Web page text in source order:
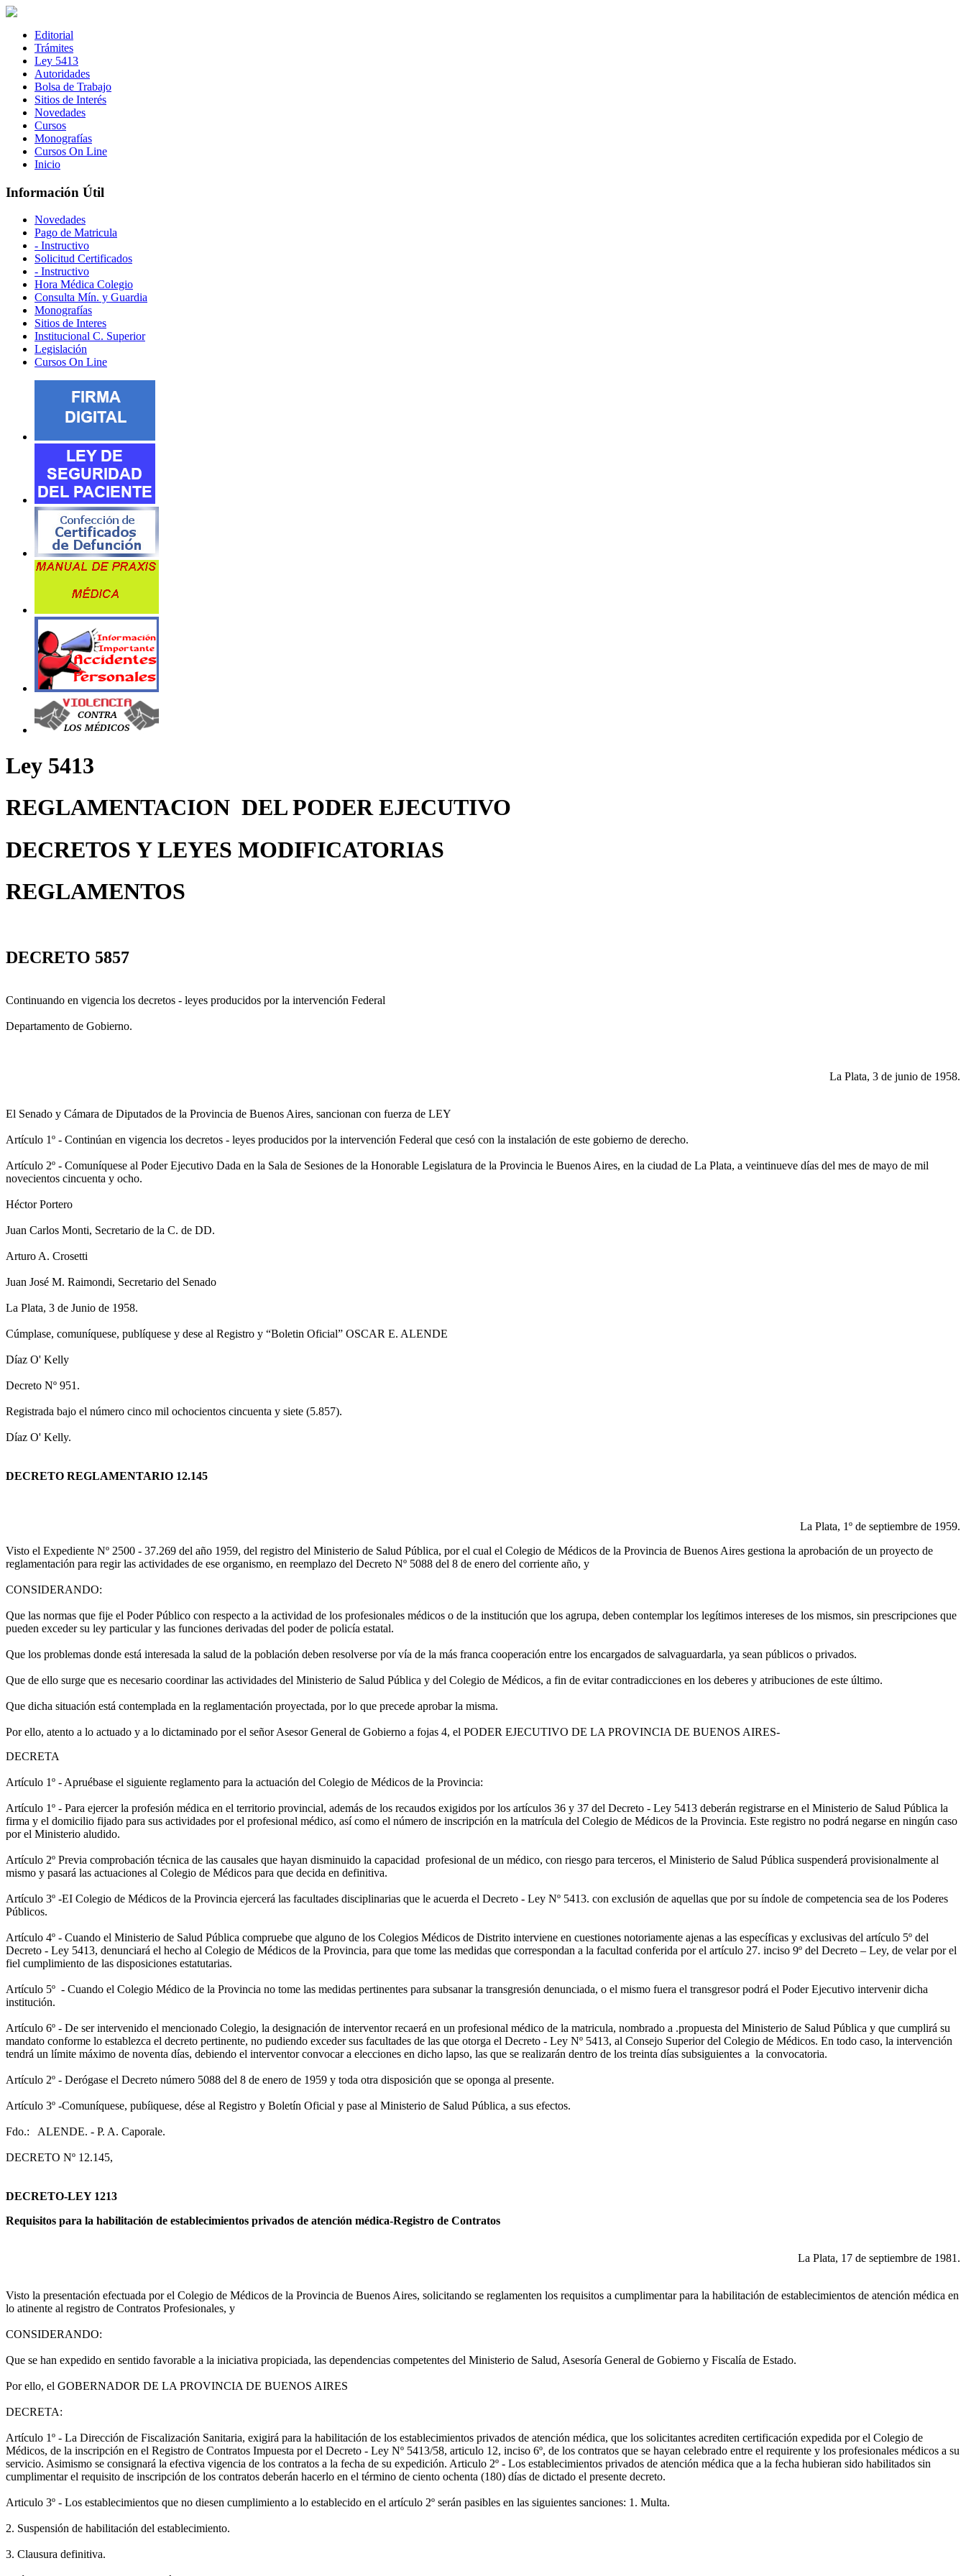
Editorial
Trámites
Ley 5413
Autoridades
Bolsa de Trabajo
Sitios de Interés
Novedades
Cursos
Monografías
Cursos On Line
Inicio
Información Útil
Novedades
Pago de Matricula
- Instructivo
Solicitud Certificados
- Instructivo
Hora Médica Colegio
Consulta Mín. y Guardia
Monografías
Sitios de Interes
Institucional C. Superior
Legislación
Cursos On Line
Ley 5413
REGLAMENTACION DEL PODER EJECUTIVO
DECRETOS Y LEYES MODIFICATORIAS
REGLAMENTOS
DECRETO 5857
Continuando en vigencia los decretos - leyes producidos por la intervención Federal
Departamento de Gobierno.
La Plata, 3 de junio de 1958.
El Senado y Cámara de Diputados de la Provincia de Buenos Aires, sancionan con fuerza de LEY
Artículo 1º - Continúan en vigencia los decretos - leyes producidos por la intervención Federal que cesó con la instalación de este gobierno de derecho.
Artículo 2º - Comuníquese al Poder Ejecutivo Dada en la Sala de Sesiones de la Honorable Legislatura de la Provincia le Buenos Aires, en la ciudad de La Plata, a veintinueve días del mes de mayo de mil
novecientos cincuenta y ocho.
Héctor Portero
Juan Carlos Monti, Secretario de la C. de DD.
Arturo A. Crosetti
Juan José M. Raimondi, Secretario del Senado
La Plata, 3 de Junio de 1958.
Cúmplase, comuníquese, publíquese y dese al Registro y “Boletin Oficial” OSCAR E. ALENDE
Díaz O' Kelly
Decreto Nº 951.
Registrada bajo el número cinco mil ochocientos cincuenta y siete (5.857).
Díaz O' Kelly.
DECRETO REGLAMENTARIO 12.145
La Plata, 1º de septiembre de 1959.
Visto el Expediente Nº 2500 - 37.269 del año 1959, del registro del Ministerio de Salud Pública, por el cual el Colegio de Médicos de la Provincia de Buenos Aires gestiona la aprobación de un proyecto de
reglamentación para regir las actividades de ese organismo, en reemplazo del Decreto Nº 5088 del 8 de enero del corriente año, y
CONSIDERANDO:
Que las normas que fije el Poder Público con respecto a la actividad de los profesionales médicos o de la institución que los agrupa, deben contemplar los legítimos intereses de los mismos, sin prescripciones que
pueden exceder su ley particular y las funciones derivadas del poder de policía estatal.
Que los problemas donde está interesada la salud de la población deben resolverse por vía de la más franca cooperación entre los encargados de salvaguardarla, ya sean públicos o privados.
Que de ello surge que es necesario coordinar las actividades del Ministerio de Salud Pública y del Colegio de Médicos, a fin de evitar contradicciones en los deberes y atribuciones de este último.
Que dicha situación está contemplada en la reglamentación proyectada, por lo que precede aprobar la misma.
Por ello, atento a lo actuado y a lo dictaminado por el señor Asesor General de Gobierno a fojas 4, el PODER EJECUTIVO DE LA PROVINCIA DE BUENOS AIRES-
DECRETA
Artículo 1º - Apruébase el siguiente reglamento para la actuación del Colegio de Médicos de la Provincia:
Artículo 1º - Para ejercer la profesión médica en el territorio provincial, además de los recaudos exigidos por los artículos 36 y 37 del Decreto - Ley 5413 deberán registrarse en el Ministerio de Salud Pública la
firma y el domicilio fijado para sus actividades por el profesional médico, así como el número de inscripción en la matrícula del Colegio de Médicos de la Provincia. Este registro no podrá negarse en ningún caso
por el Ministerio aludido.
Artículo 2º Previa comprobación técnica de las causales que hayan disminuido la capacidad profesional de un médico, con riesgo para terceros, el Ministerio de Salud Pública suspenderá provisionalmente al
mismo y pasará las actuaciones al Colegio de Médicos para que decida en definitiva.
Artículo 3º -EI Colegio de Médicos de la Provincia ejercerá las facultades disciplinarias que le acuerda el Decreto - Ley Nº 5413. con exclusión de aquellas que por su índole de competencia sea de los Poderes
Públicos.
Artículo 4º - Cuando el Ministerio de Salud Pública compruebe que alguno de los Colegios Médicos de Distrito interviene en cuestiones notoriamente ajenas a las específicas y exclusivas del artículo 5º del
Decreto - Ley 5413, denunciará el hecho al Colegio de Médicos de la Provincia, para que tome las medidas que correspondan a la facultad conferida por el artículo 27. inciso 9º del Decreto – Ley, de velar por el
fiel cumplimiento de las disposiciones estatutarias.
Artículo 5º - Cuando el Colegio Médico de la Provincia no tome las medidas pertinentes para subsanar la transgresión denunciada, o el mismo fuera el transgresor podrá el Poder Ejecutivo intervenir dicha
institución.
Artículo 6º - De ser intervenido el mencionado Colegio, la designación de interventor recaerá en un profesional médico de la matricula, nombrado a .propuesta del Ministerio de Salud Pública y que cumplirá su
mandato conforme lo establezca el decreto pertinente, no pudiendo exceder sus facultades de las que otorga el Decreto - Ley Nº 5413, al Consejo Superior del Colegio de Médicos. En todo caso, la intervención
tendrá un límite máximo de noventa días, debiendo el interventor convocar a elecciones en dicho lapso, las que se realizarán dentro de los treinta días subsiguientes a la convocatoria.
Artículo 2º - Derógase el Decreto número 5088 del 8 de enero de 1959 y toda otra disposición que se oponga al presente.
Artículo 3º -Comuníquese, pubíiquese, dése al Registro y Boletín Oficial y pase al Ministerio de Salud Pública, a sus efectos.
Fdo.: ALENDE. - P. A. Caporale.
DECRETO Nº 12.145,
DECRETO-LEY 1213
Requisitos para la habilitación de establecimientos privados de atención médica-Registro de Contratos
La Plata, 17 de septiembre de 1981.
Visto la presentación efectuada por el Colegio de Médicos de la Provincia de Buenos Aires, solicitando se reglamenten los requisitos a cumplimentar para la habilitación de establecimientos de atención médica en
lo atinente al registro de Contratos Profesionales, y
CONSIDERANDO:
Que se han expedido en sentido favorable a la iniciativa propiciada, las dependencias competentes del Ministerio de Salud, Asesoría General de Gobierno y Fiscalía de Estado.
Por ello, el GOBERNADOR DE LA PROVINCIA DE BUENOS AIRES
DECRETA:
Artículo 1º - La Dirección de Fiscalización Sanitaria, exigirá para la habilitación de los establecimientos privados de atención médica, que los solicitantes acrediten certificación expedida por el Colegio de
Médicos, de la inscripción en el Registro de Contratos Impuesta por el Decreto - Ley Nº 5413/58, articulo 12, inciso 6º, de los contratos que se hayan celebrado entre el requirente y los profesionales médicos a su
servicio. Asimismo se consignará la efectiva vigencia de los contratos a la fecha de su expedición. Articulo 2º - Los establecimientos privados de atención médica que a la fecha hubieran sido habilitados sin
cumplimentar el requisito de inscripción de los contratos deberán hacerlo en el término de ciento ochenta (180) días de dictado el presente decreto.
Articulo 3º - Los establecimientos que no diesen cumplimiento a lo establecido en el artículo 2º serán pasibles en las siguientes sanciones: 1. Multa.
2. Suspensión de habilitación del establecimiento.
3. Clausura definitiva.